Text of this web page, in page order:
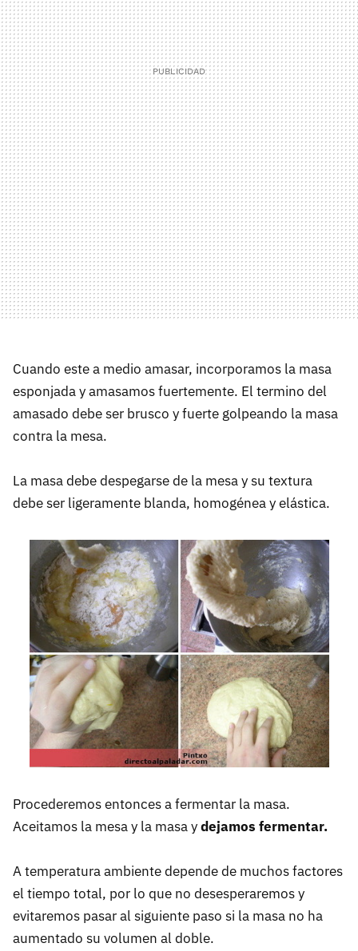
Cuando este a medio amasar, incorporamos la masa
esponjada y amasamos fuertemente. El termino del
amasado debe ser brusco y fuerte golpeando la masa
contra la mesa.
La masa debe despegarse de la mesa y su textura
debe ser ligeramente blanda, homogénea y elástica.
Procederemos entonces a fermentar la masa.
Aceitamos la mesa y la masa ydejamos fermentar.
A temperatura ambiente depende de muchos factores
el tiempo total, por lo que no desesperaremos y
evitaremos pasar al siguiente paso si la masa no ha
aumentado su volumen al doble.